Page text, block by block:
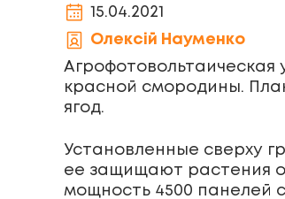
15.04.2021
Олексій Науменко
красной смородины.
ягод.
Установленные сверху
ее защищают растения
мощность 4500 панелей